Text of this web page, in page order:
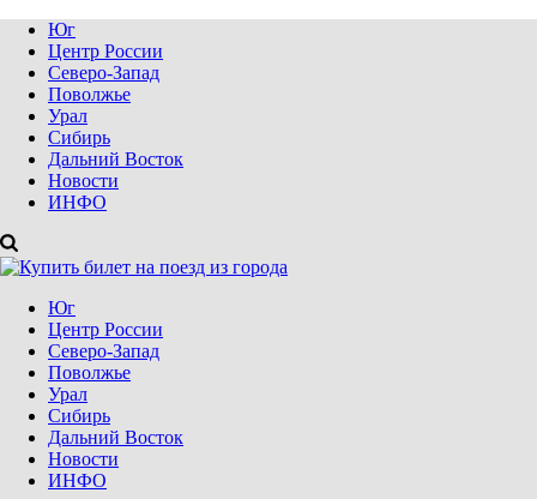
Юг
Центр России
Северо-Запад
Поволжье
Урал
Сибирь
Дальний Восток
Новости
ИНФО
Юг
Центр России
Северо-Запад
Поволжье
Урал
Сибирь
Дальний Восток
Новости
ИНФО